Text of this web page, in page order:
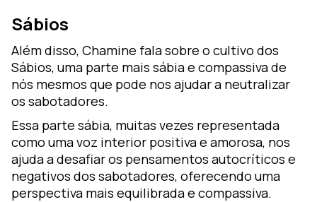
Sábios
Além disso, Chamine fala sobre o cultivo dos
Sábios, uma parte mais sábia e compassiva de
nós mesmos que pode nos ajudar a neutralizar
os sabotadores.
Essa parte sábia, muitas vezes representada
como uma voz interior positiva e amorosa, nos
ajuda a desafiar os pensamentos autocríticos e
negativos dos sabotadores, oferecendo uma
perspectiva mais equilibrada e compassiva.